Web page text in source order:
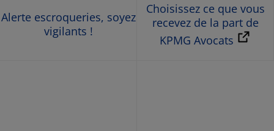
Alerte escroqueries, soyez
vigilants !
Choisissez ce que vous
recevez de la part de
KPMG Avocats